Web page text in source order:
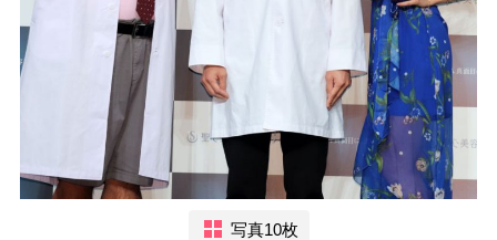
写真10枚